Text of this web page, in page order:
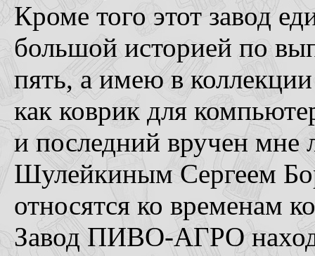
Кроме того этот завод
большой историей по
пять, а имею в
как коврик для
и последний вручен мне
Шулейкиным Сергеем
относятся ко временам
Завод ПИВО-АГРО